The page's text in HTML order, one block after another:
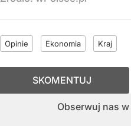
Opinie Ekonomia Kraj
Obserwuj nas w
SKOMENTUJ